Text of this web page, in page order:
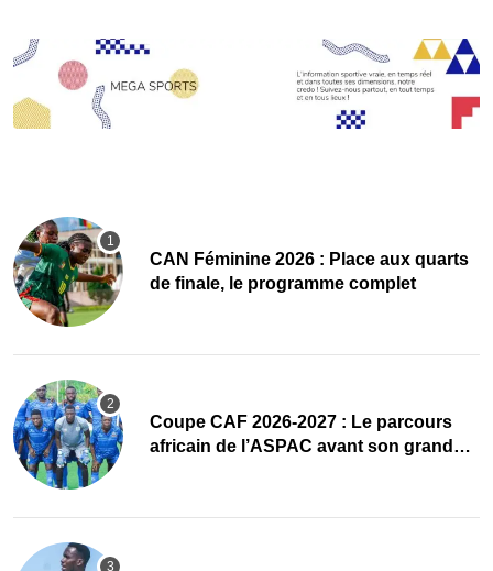
CAN Féminine 2026 : Place aux quarts
de finale, le programme complet
Coupe CAF 2026-2027 : Le parcours
africain de l’ASPAC avant son grand